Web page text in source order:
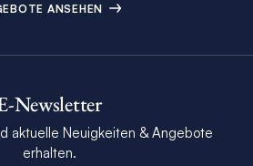
ANSEHEN
Newsletter
aktuelle Neuigkeiten & Angebote
erhalten.